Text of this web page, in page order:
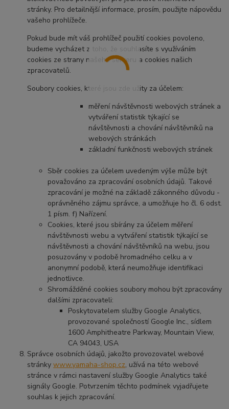
stránky. Pro detailnější informace, prosím, použijte nápovědu
vašeho prohlížeče.
Pokud bude mít váš prohlížeč použití cookies povoleno,
budeme vycházet z toho, že souhlasíte s využíváním
cookies ze strany našeho serveru a cookies našich
zpracovatelů.
Soubory cookies, které jsou zde užity za účelem:
měření návštěvnosti webových stránek a
vytváření statistik týkající se
návštěvnosti a chování návštěvníků na
webových stránkách
základní funkčnosti webových stránek
Sběr cookies za účelem uvedeným výše může být
považováno za zpracování osobních údajů. Takové
zpracování je možné na základě zákonného důvodu -
oprávněného zájmu správce, a umožňuje ho čl. 6 odst.
1 písm. f) Nařízení.
Cookies, které jsou sbírány za účelem měření
návštěvnosti webu a vytváření statistik týkající se
návštěvnosti a chování návštěvníků na webu, jsou
posuzovány v podobě hromadného celku a v
anonymní podobě, která neumožňuje identifikaci
jednotlivce.
Shromážděné cookies soubory mohou být zpracovány
dalšími zpracovateli:
Poskytovatelem služby Google Analytics,
provozované společností Google Inc., sídlem
1600 Amphitheatre Parkway, Mountain View,
CA 94043, USA
Správce osobních údajů, jakožto provozovatel webové
stránkywww.yamaha-shop.cz, užívá na této webové
stránce v rámci nastavení služby Google Analytics také
signály Google. Potvrzením těchto podmínek vyjadřujete
souhlas k jejich zpracování.